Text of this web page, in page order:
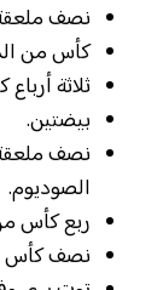
نصف
كأس من
ثلاثة
بيضتين.
نصف
الصوديوم.
ربع كأس
نصف كأس